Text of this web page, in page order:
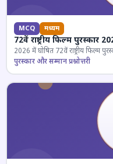
MCQ मध्यम
72वें राष्ट्रीय फिल्म पुरस्कार
2026 में घोषित 72वें राष्ट्रीय फिल्म
पुरस्कार और सम्मान प्रश्नोत्तरी